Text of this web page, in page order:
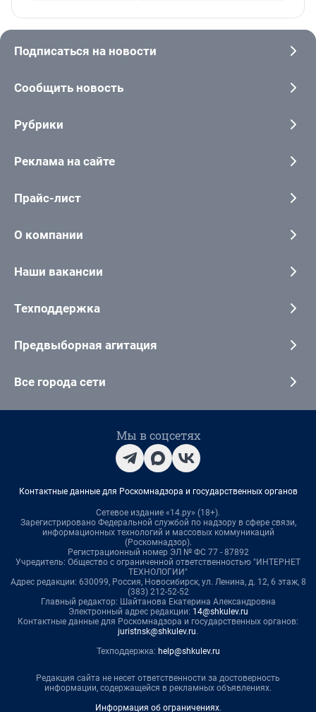
Подписаться на новости
Сообщить новость
Рубрики
Реклама на сайте
Прайс-лист
О компании
Наши вакансии
Техподдержка
Предвыборная агитация
Все города сети
Мы в соцсетях
Контактные данные для Роскомнадзора и государственных органов
Сетевое издание «14.ру» (18+).
Зарегистрировано Федеральной службой по надзору в сфере связи,
информационных технологий и массовых коммуникаций
(Роскомнадзор).
Регистрационный номер ЭЛ № ФС 77 - 87892
Учредитель: Общество с ограниченной ответственностью "ИНТЕРНЕТ
ТЕХНОЛОГИИ"
Адрес редакции: 630099, Россия, Новосибирск, ул. Ленина, д. 12, 6 этаж, 8
(383) 212-52-52
Главный редактор: Шайтанова Екатерина Александровна
Электронный адрес редакции: 14@shkulev.ru
Контактные данные для Роскомнадзора и государственных органов:
juristnsk@shkulev.ru.
Техподдержка: help@shkulev.ru
Редакция сайта не несет ответственности за достоверность
информации, содержащейся в рекламных объявлениях.
Информация об ограничениях.